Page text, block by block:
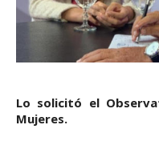
Lo solicitó el
Mujeres.